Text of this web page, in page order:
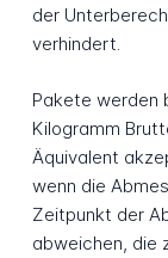
der
verhindert.
Pakete werden
Kilogramm
Äquivalent
wenn die
Zeitpunkt der
abweichen, die